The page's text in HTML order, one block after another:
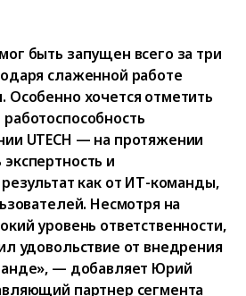
быть запущен всего за три
слаженной работе
Особенно хочется отметить
UTECH — на протяжении
и
результат как от ИТ-команды,
Несмотря на
уровень ответственности,
удовольствие от внедрения
— добавляет Юрий
партнер сегмента